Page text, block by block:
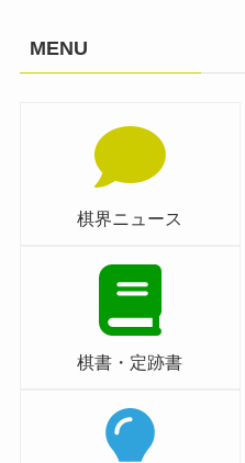
MENU
棋界ニュース
棋書・定跡書